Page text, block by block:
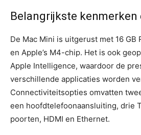
Belangrijkste kenmerken
De Mac Mini is uitgerust met 16 GB
en Apple’s M4-chip. Het is ook
Apple Intelligence, waardoor de
verschillende applicaties worden
Connectiviteitsopties omvatten
een hoofdtelefoonaansluiting, drie
poorten, HDMI en Ethernet.